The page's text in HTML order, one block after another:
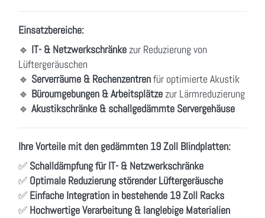
Einsatzbereiche:
🔹 IT- & Netzwerkschränkezur Reduzierung von
Lüftergeräuschen
🔹 Serverräume & Rechenzentrenfür optimierte Akustik
🔹 Büroumgebungen & Arbeitsplätzezur Lärmreduzierung
🔹 Akustikschränke & schallgedämmte Servergehäuse
Ihre Vorteile mit den gedämmten 19 Zoll Blindplatten:
✅ Schalldämpfung für IT- & Netzwerkschränke
✅ Optimale Reduzierung störender Lüftergeräusche
✅ Einfache Integration in bestehende 19 Zoll Racks
✅ Hochwertige Verarbeitung & langlebige Materialien